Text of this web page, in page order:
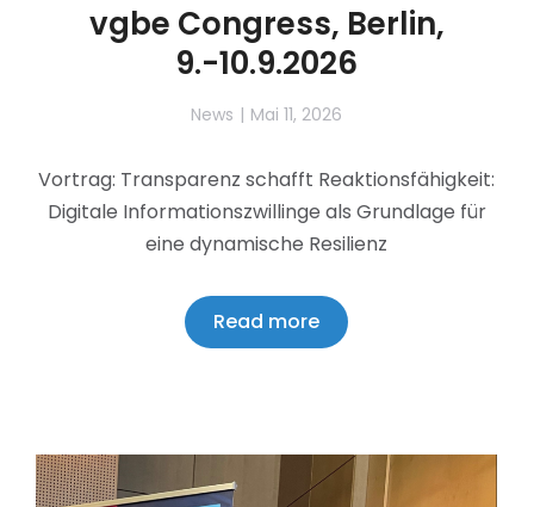
vgbe Congress, Berlin,
9.-10.9.2026
News Mai 11, 2026
Vortrag: Transparenz schafft Reaktionsfähigkeit:
Digitale Informationszwillinge als Grundlage für
eine dynamische Resilienz
Read more